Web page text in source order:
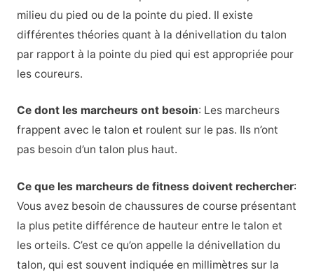
milieu du pied ou de la pointe du pied. Il existe
différentes théories quant à la dénivellation du talon
par rapport à la pointe du pied qui est appropriée pour
les coureurs.
Ce dont les marcheurs ont besoin: Les marcheurs
frappent avec le talon et roulent sur le pas. Ils n’ont
pas besoin d’un talon plus haut.
Ce que les marcheurs de fitness doivent rechercher:
Vous avez besoin de chaussures de course présentant
la plus petite différence de hauteur entre le talon et
les orteils. C’est ce qu’on appelle la dénivellation du
talon, qui est souvent indiquée en millimètres sur la